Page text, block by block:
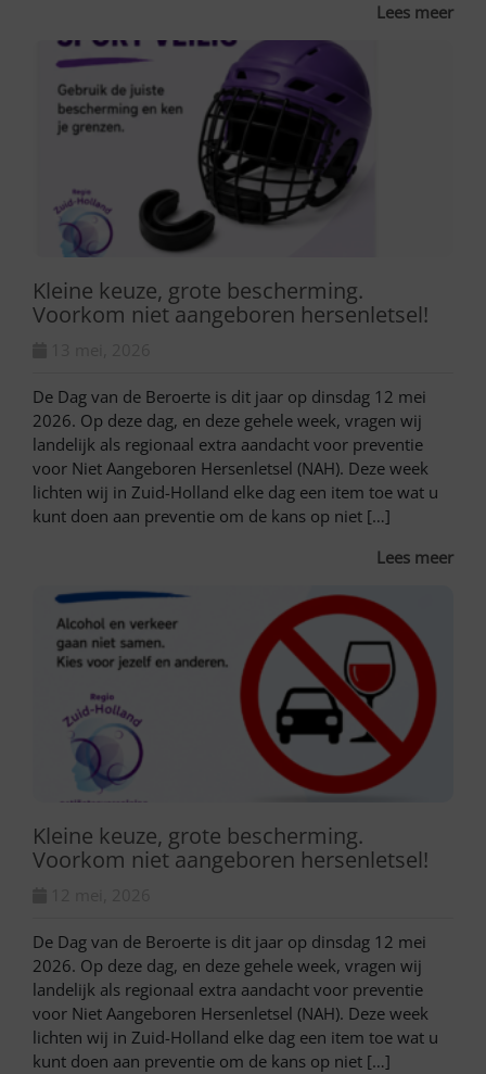
Lees meer
Kleine keuze, grote bescherming.
Voorkom niet aangeboren hersenletsel!
De Dag van de Beroerte is dit jaar op dinsdag 12 mei
2026. Op deze dag, en deze gehele week, vragen wij
landelijk als regionaal extra aandacht voor preventie
voor Niet Aangeboren Hersenletsel (NAH). Deze week
lichten wij in Zuid-Holland elke dag een item toe wat u
kunt doen aan preventie om de kans op niet […]
Lees meer
Kleine keuze, grote bescherming.
Voorkom niet aangeboren hersenletsel!
De Dag van de Beroerte is dit jaar op dinsdag 12 mei
2026. Op deze dag, en deze gehele week, vragen wij
landelijk als regionaal extra aandacht voor preventie
voor Niet Aangeboren Hersenletsel (NAH). Deze week
lichten wij in Zuid-Holland elke dag een item toe wat u
kunt doen aan preventie om de kans op niet […]